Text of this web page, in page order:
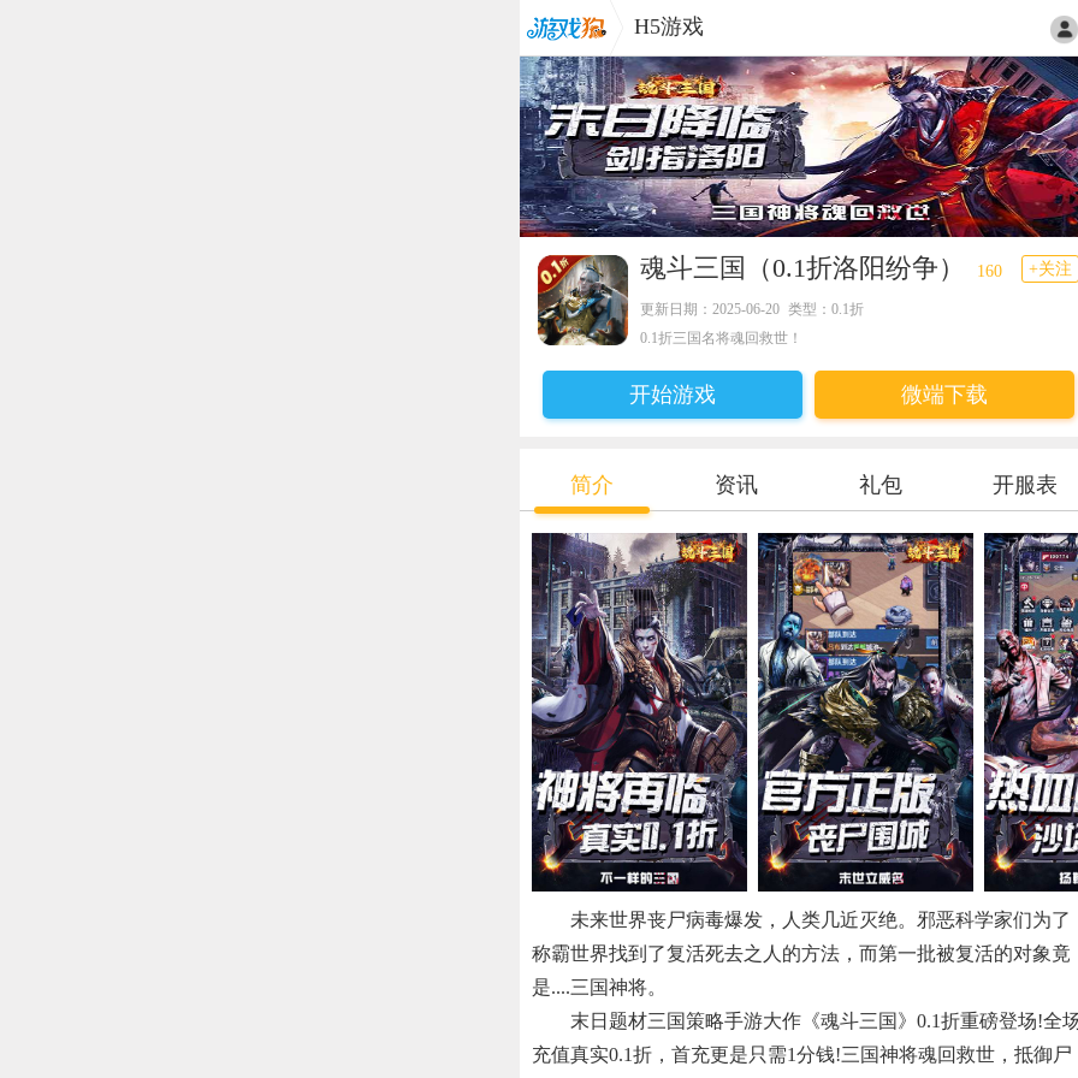
H5游戏
魂斗三国（0.1折洛阳纷争） 160
更新日期：2025-06-20 类型：0.1折
0.1折三国名将魂回救世！
+关注
开始游戏 微端下载
简介 资讯 礼包 开服表
未来世界丧尸病毒爆发，人类几近灭绝。邪恶科学家们为了
称霸世界找到了复活死去之人的方法，而第一批被复活的对象竟
是....三国神将。
末日题材三国策略手游大作《魂斗三国》0.1折重磅登场!全
充值真实0.1折，首充更是只需1分钱!三国神将魂回救世，抵御尸